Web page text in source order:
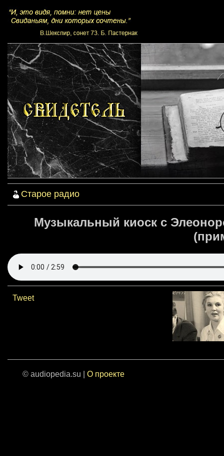
Старое радио
Музыкальный киоск с
Tweet
© audiopedia.su | О проекте